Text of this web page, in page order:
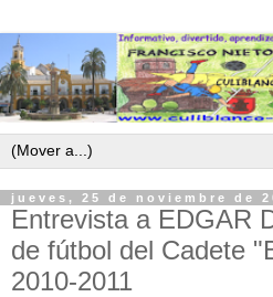
jueves, 25 de noviembre de
Entrevista a EDGAR
de fútbol del Cadete
2010-2011